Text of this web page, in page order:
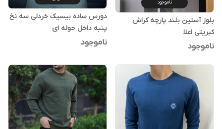
ناموجود
بلوز آستین بلند پارچه کراش
کبریتی اعلا
ناموجود
دورس ساده بیسیک خردلی سه نخ
پنبه داخل حوله ای
ناموجود